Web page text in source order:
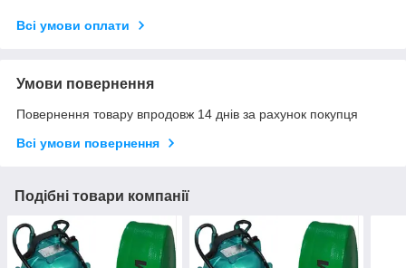
Всі умови оплати
Умови повернення
Повернення товару впродовж 14 днів за рахунок покупця
Всі умови повернення
Подібні товари компанії